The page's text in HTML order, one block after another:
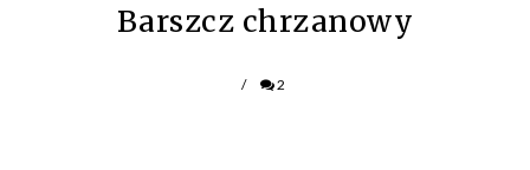
Barszcz chrzanowy
/ 2